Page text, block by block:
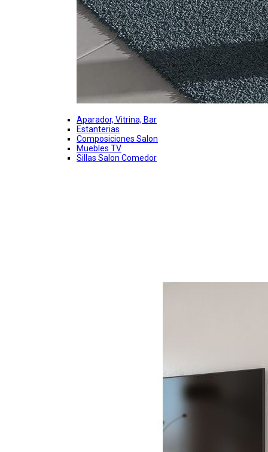
Aparador, Vitrina, Bar
Estanterias
Composiciones Salon
Muebles TV
Sillas Salon Comedor